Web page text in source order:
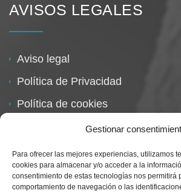
Gestionar
Para ofrecer las mejores experiencias, utilizamos
cookies para almacenar y/o acceder a la
consentimiento de estas tecnologías nos permitirá
comportamiento de navegación o las
AVISOS LEGALES
Aviso legal
Política de Privacidad
Política de cookies
Política de devoluciones